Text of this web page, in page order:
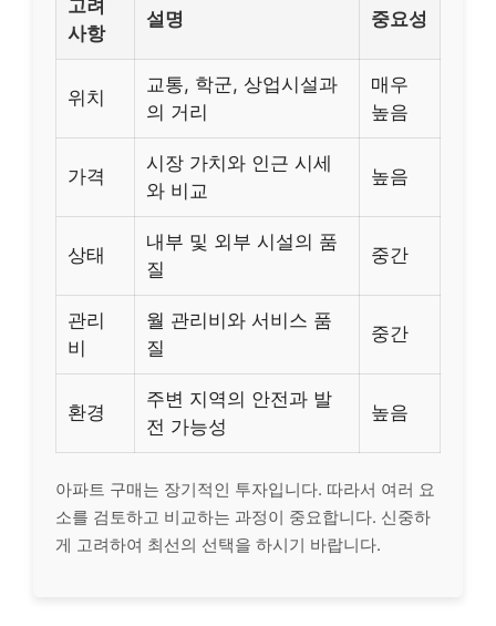
고려
사항
설명 중요성
위치
교통, 학군, 상업시설과
의 거리
매우
높음
가격
시장 가치와 인근 시세
와 비교
높음
상태
내부 및 외부 시설의 품
질
중간
관리
비
월 관리비와 서비스 품
질
중간
환경
주변 지역의 안전과 발
전 가능성
높음
아파트 구매는 장기적인 투자입니다. 따라서 여러 요
소를 검토하고 비교하는 과정이 중요합니다. 신중하
게 고려하여 최선의 선택을 하시기 바랍니다.